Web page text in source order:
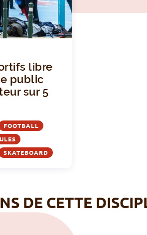
libre
public
sur 5
FOOTBALL
SKATEBOARD
DE CETTE